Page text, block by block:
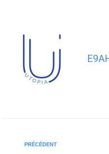
PRÉCÉDENT